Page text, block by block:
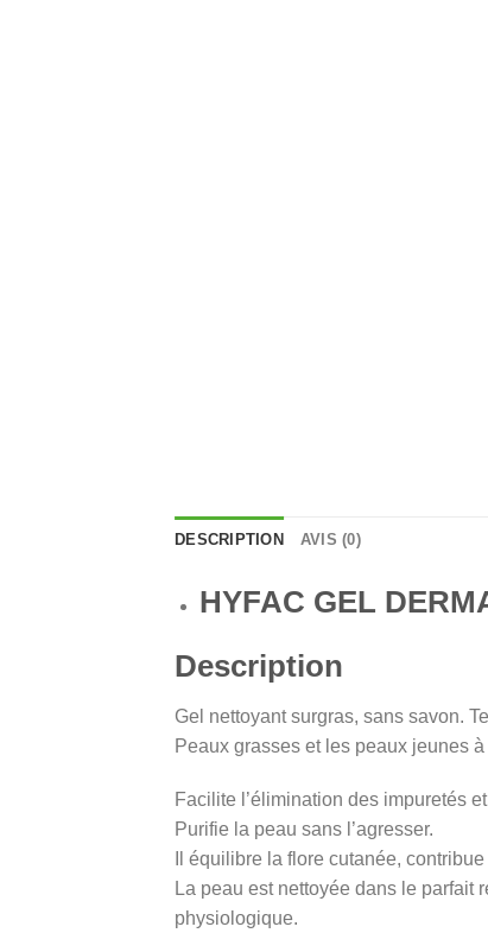
DESCRIPTION AVIS (0)
HYFAC GEL
Description
Gel nettoyant surgras, sans savon.
Peaux grasses et les peaux jeunes
Facilite l’élimination des impuretés
Purifie la peau sans l’agresser.
Il équilibre la flore cutanée,
La peau est nettoyée dans le parfait
physiologique.